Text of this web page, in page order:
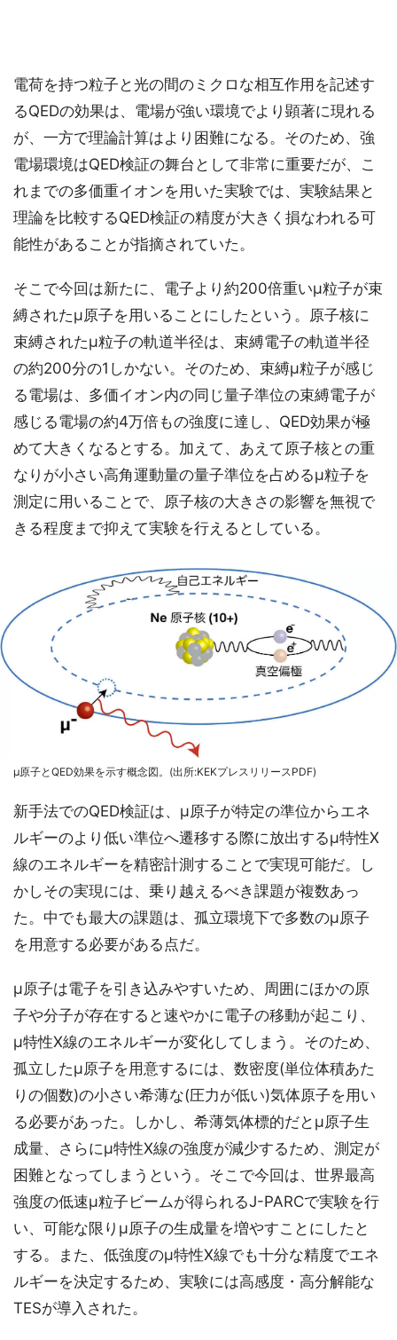
電荷を持つ粒子と光の間のミクロな相互作用を記述す
るQEDの効果は、電場が強い環境でより顕著に現れる
が、一方で理論計算はより困難になる。そのため、強
電場環境はQED検証の舞台として非常に重要だが、こ
れまでの多価重イオンを用いた実験では、実験結果と
理論を比較するQED検証の精度が大きく損なわれる可
能性があることが指摘されていた。
そこで今回は新たに、電子より約200倍重いμ粒子が束
縛されたμ原子を用いることにしたという。原子核に
束縛されたμ粒子の軌道半径は、束縛電子の軌道半径
の約200分の1しかない。そのため、束縛μ粒子が感じ
る電場は、多価イオン内の同じ量子準位の束縛電子が
感じる電場の約4万倍もの強度に達し、QED効果が極
めて大きくなるとする。加えて、あえて原子核との重
なりが小さい高角運動量の量子準位を占めるμ粒子を
測定に用いることで、原子核の大きさの影響を無視で
きる程度まで抑えて実験を行えるとしている。
μ原子とQED効果を示す概念図。(出所:KEKプレスリリースPDF)
新手法でのQED検証は、μ原子が特定の準位からエネ
ルギーのより低い準位へ遷移する際に放出するμ特性X
線のエネルギーを精密計測することで実現可能だ。し
かしその実現には、乗り越えるべき課題が複数あっ
た。中でも最大の課題は、孤立環境下で多数のμ原子
を用意する必要がある点だ。
μ原子は電子を引き込みやすいため、周囲にほかの原
子や分子が存在すると速やかに電子の移動が起こり、
μ特性X線のエネルギーが変化してしまう。そのため、
孤立したμ原子を用意するには、数密度(単位体積あた
りの個数)の小さい希薄な(圧力が低い)気体原子を用い
る必要があった。しかし、希薄気体標的だとμ原子生
成量、さらにμ特性X線の強度が減少するため、測定が
困難となってしまうという。そこで今回は、世界最高
強度の低速μ粒子ビームが得られるJ-PARCで実験を行
い、可能な限りμ原子の生成量を増やすことにしたと
する。また、低強度のμ特性X線でも十分な精度でエネ
ルギーを決定するため、実験には高感度・高分解能な
TESが導入された。